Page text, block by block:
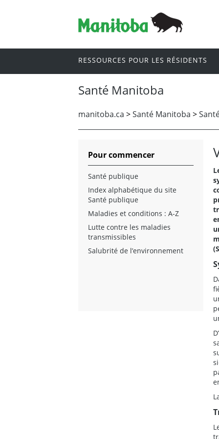
RESSOURCES POUR LES RÉSIDENTS
Santé Manitoba
manitoba.ca >Santé Manitoba >
Pour commencer
Santé publique
Index alphabétique du site
Santé publique
Maladies et conditions : A-Z
Lutte contre les maladies
transmissibles
Salubrité de l’environnement